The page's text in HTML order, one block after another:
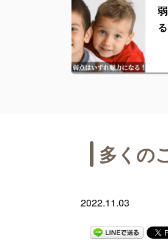
多くの
2022.11.03